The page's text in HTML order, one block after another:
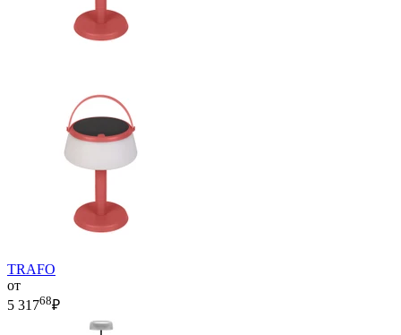
TRAFO
от
5 31768₽